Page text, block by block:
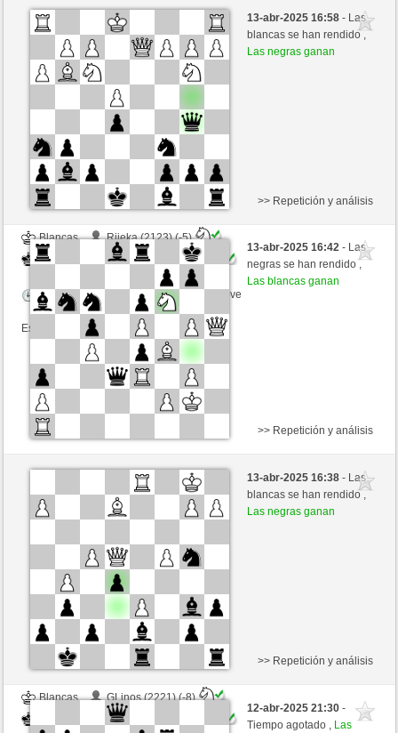
Negras
Rijeka (2118) (-5)
Blancas
Kenshiro (2427) (+5)
Tiempo: 2 minutes/side + 0 seconds/move
Esta partida es por puntos
13-abr-2025 16:58- Las
blancas se han rendido ,
Las negras ganan
Blancas
Rijeka (2123) (-5)
Negras
Kenshiro (2422) (+5)
Tiempo: 2 minutes/side + 0 seconds/move
Esta partida es por puntos
>> Repetición y análisis
13-abr-2025 16:42- Las
negras se han rendido ,
Las blancas ganan
Negras
GLinos (2213) (-8)
Kenshiro (2414) (+8)
Esta partida es por puntos
>> Repetición y análisis
13-abr-2025 16:38- Las
blancas se han rendido ,
Las negras ganan
Blancas
GLinos (2221) (-8)
Kenshiro (2406) (+8)
>> Repetición y análisis
12-abr-2025 21:30-
Tiempo agotado , Las